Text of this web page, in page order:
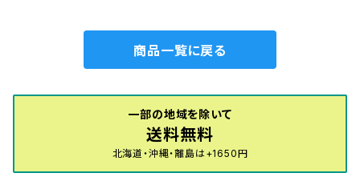
商品一覧に戻る
一部の地域を除いて
送料無料
北海道・沖縄・離島は+1650円